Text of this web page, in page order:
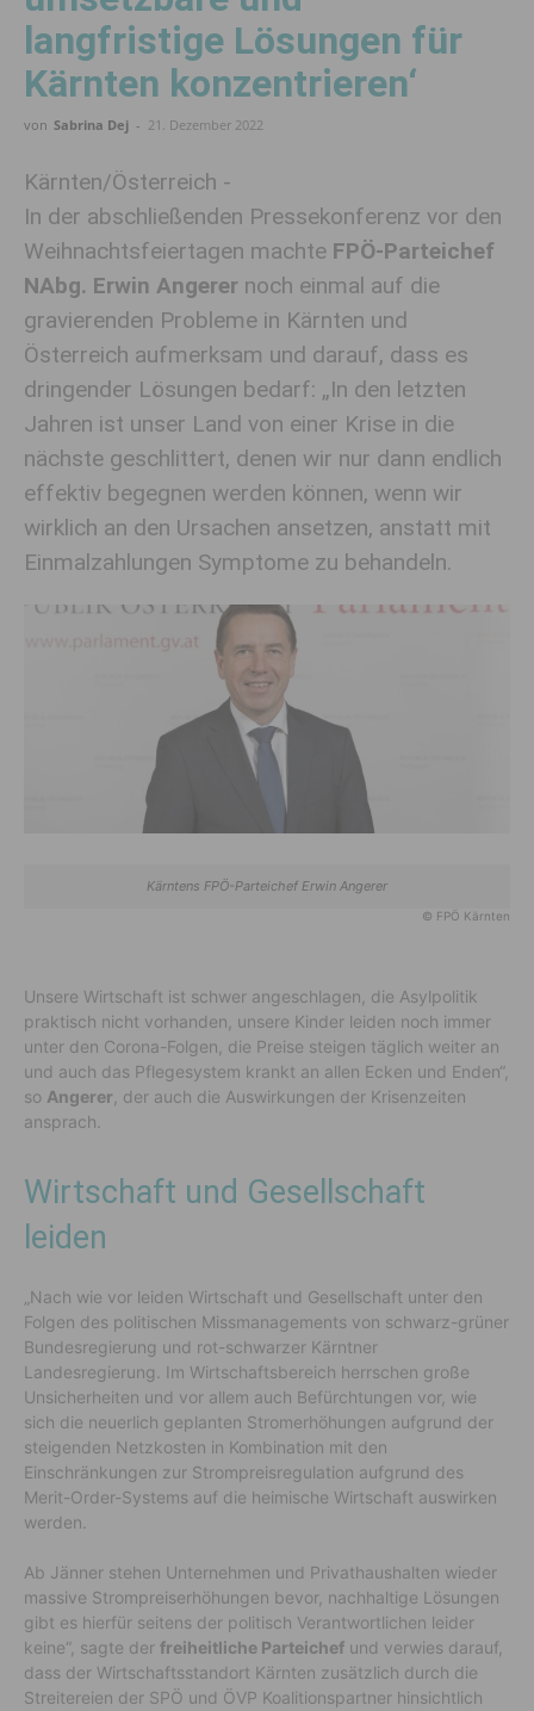
langfristige Lösungen für
Kärnten konzentrieren‘
von Sabrina Dej - 21. Dezember 2022
Kärnten/Österreich -
In der abschließenden Pressekonferenz vor den
Weihnachtsfeiertagen machte FPÖ-Parteichef
NAbg. Erwin Angerer noch einmal auf die
gravierenden Probleme in Kärnten und
Österreich aufmerksam und darauf, dass es
dringender Lösungen bedarf: „In den letzten
Jahren ist unser Land von einer Krise in die
nächste geschlittert, denen wir nur dann endlich
effektiv begegnen werden können, wenn wir
wirklich an den Ursachen ansetzen, anstatt mit
Einmalzahlungen Symptome zu behandeln.
Kärntens FPÖ-Parteichef Erwin Angerer
© FPÖ Kärnten
Unsere Wirtschaft ist schwer angeschlagen, die Asylpolitik
praktisch nicht vorhanden, unsere Kinder leiden noch immer
unter den Corona-Folgen, die Preise steigen täglich weiter an
und auch das Pflegesystem krankt an allen Ecken und Enden“,
so Angerer , der auch die Auswirkungen der Krisenzeiten
ansprach.
Wirtschaft und Gesellschaft
leiden
„Nach wie vor leiden Wirtschaft und Gesellschaft unter den
Folgen des politischen Missmanagements von schwarz-grüner
Bundesregierung und rot-schwarzer Kärntner
Landesregierung. Im Wirtschaftsbereich herrschen große
Unsicherheiten und vor allem auch Befürchtungen vor, wie
sich die neuerlich geplanten Stromerhöhungen aufgrund der
steigenden Netzkosten in Kombination mit den
Einschränkungen zur Strompreisregulation aufgrund des
Merit-Order-Systems auf die heimische Wirtschaft auswirken
werden.
Ab Jänner stehen Unternehmen und Privathaushalten wieder
massive Strompreiserhöhungen bevor, nachhaltige Lösungen
gibt es hierfür seitens der politisch Verantwortlichen leider
keine“, sagte der freiheitliche Parteichef und verwies darauf,
dass der Wirtschaftsstandort Kärnten zusätzlich durch die
Streitereien der SPÖ und ÖVP Koalitionspartner hinsichtlich